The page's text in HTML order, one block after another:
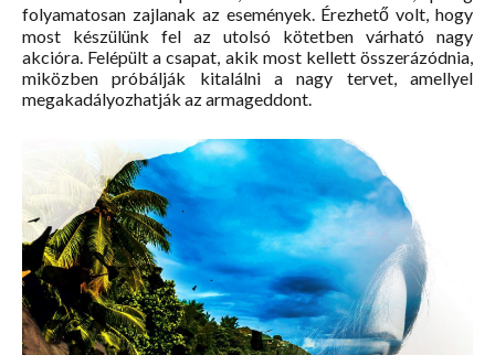
folyamatosan zajlanak az események. Érezhető volt, hogy
most készülünk fel az utolsó kötetben várható nagy
akcióra. Felépült a csapat, akik most kellett összerázódnia,
miközben próbálják kitalálni a nagy tervet, amellyel
megakadályozhatják az armageddont.